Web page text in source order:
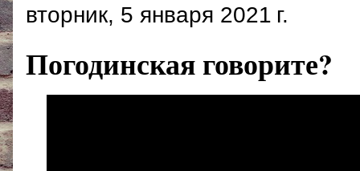
вторник, 5 января 2021 г.
Погодинская говорите?